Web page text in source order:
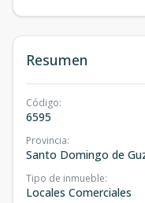
Resumen
Código:
6595
Provincia:
Santo Domingo de
Tipo de inmueble:
Locales Comerciales